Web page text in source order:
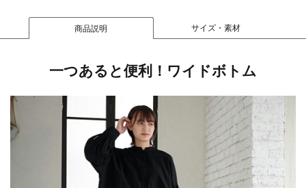
商品説明 サイズ・素材
一つあると便利！ワイドボトム